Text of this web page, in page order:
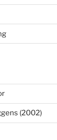
(2002)